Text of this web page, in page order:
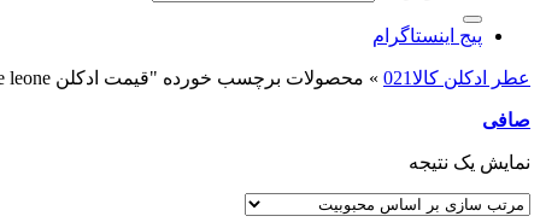
پیج اینستاگرام
عطر ادکلن کالا021 » محصولات برچسب خورده "قیمت ادکلن monte leone"
صافی
نمایش یک نتیجه